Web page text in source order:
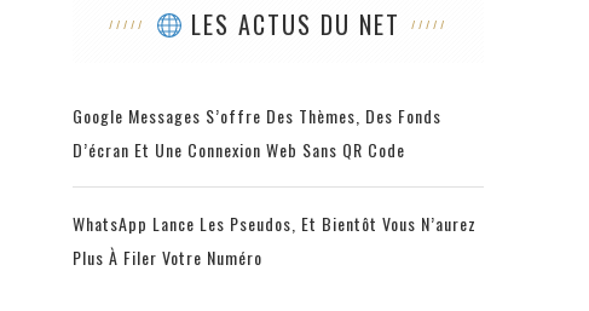
LES ACTUS DU NET
Google Messages S’offre Des Thèmes, Des Fonds
D’écran Et Une Connexion Web Sans QR Code
WhatsApp Lance Les Pseudos, Et Bientôt Vous N’aurez
Plus À Filer Votre Numéro